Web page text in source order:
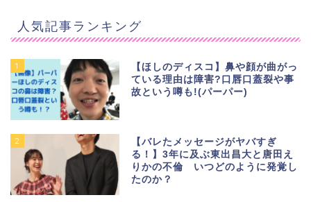
人気記事ランキング
1
【ほしのディスコ】鼻や顔が曲がっ
ている理由は障害?口唇口蓋裂や事
故という噂も!(パーパー)
2
【バレたメッセージがヤバすぎ
る！】3年に及ぶ東出昌大と唐田え
りかの不倫 いつどのように発覚し
たのか？